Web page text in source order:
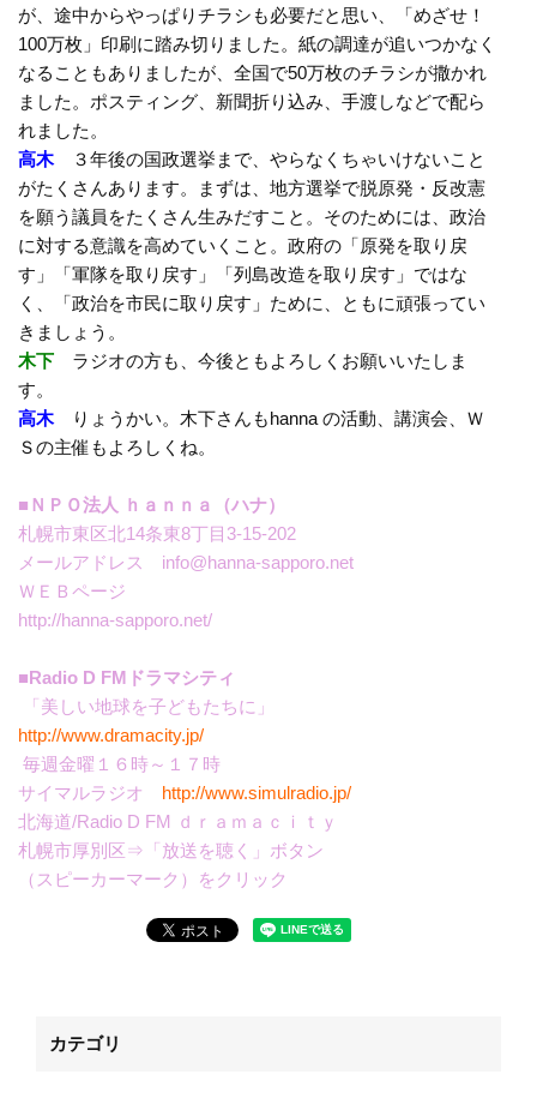
が、途中からやっぱりチラシも必要だと思い、「めざせ！
100万枚」印刷に踏み切りました。紙の調達が追いつかなく
なることもありましたが、全国で50万枚のチラシが撒かれ
ました。ポスティング、新聞折り込み、手渡しなどで配ら
れました。
高木３年後の国政選挙まで、やらなくちゃいけないこと
がたくさんあります。まずは、地方選挙で脱原発・反改憲
を願う議員をたくさん生みだすこと。そのためには、政治
に対する意識を高めていくこと。政府の「原発を取り戻
す」「軍隊を取り戻す」「列島改造を取り戻す」ではな
く、「政治を市民に取り戻す」ために、ともに頑張ってい
きましょう。
木下 ラジオの方も、今後ともよろしくお願いいたしま
す。
高木りょうかい。木下さんもhanna の活動、講演会、Ｗ
Ｓの主催もよろしくね。
■ＮＰＯ法人 ｈａｎｎａ（ハナ）
札幌市東区北14条東8丁目3-15-202
メールアドレス info@hanna-sapporo.net
ＷＥＢページ
http://hanna-sapporo.net/
■Radio D FMドラマシティ
「美しい地球を子どもたちに」
http://www.dramacity.jp/
毎週金曜１６時～１７時
サイマルラジオ http://www.simulradio.jp/
北海道/Radio D FM ｄｒａｍａｃｉｔｙ
札幌市厚別区⇒「放送を聴く」ボタン
（スピーカーマーク）をクリック
カテゴリ